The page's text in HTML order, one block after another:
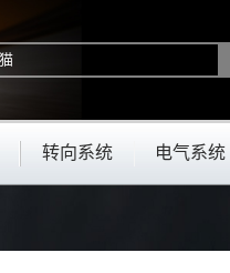
转向系统 电气系统